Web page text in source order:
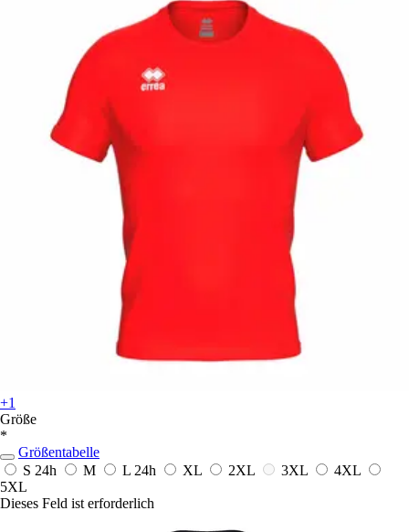
+1
Größe
*
Größentabelle
S 24h M L 24h XL 2XL 3XL
4XL
5XL
Dieses Feld ist erforderlich